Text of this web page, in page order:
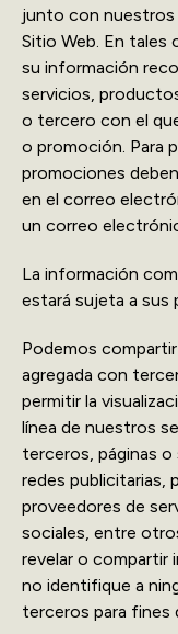
junto con nuestros
Sitio Web. En tales
su información
servicios,
o tercero con el
o promoción. Para
promociones
en el correo
un correo
La información
estará sujeta a sus
Podemos
agregada con
permitir la
línea de nuestros
terceros, páginas
redes publicitarias,
proveedores de
sociales, entre
revelar o compartir
no identifique a
terceros para fines